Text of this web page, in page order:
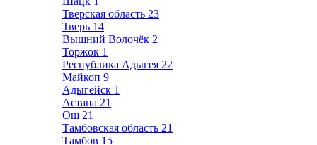
Тверская область 23
Тверь 14
Вышний Волочёк 2
Торжок 1
Республика Адыгея 22
Майкоп 9
Адыгейск 1
Астана 21
Ош 21
Тамбовская область 21
Тамбов 15